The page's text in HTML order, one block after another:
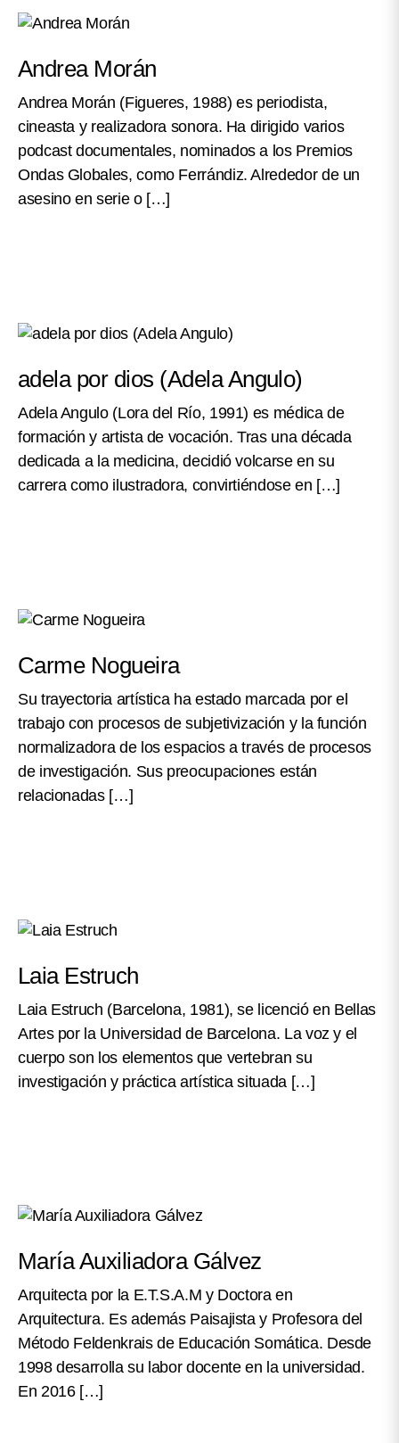
Andrea Morán
Andrea Morán (Figueres, 1988) es periodista,
cineasta y realizadora sonora. Ha dirigido varios
podcast documentales, nominados a los Premios
Ondas Globales, como Ferrándiz. Alrededor de un
asesino en serie o […]
adela por dios (Adela Angulo)
Adela Angulo (Lora del Río, 1991) es médica de
formación y artista de vocación. Tras una década
dedicada a la medicina, decidió volcarse en su
carrera como ilustradora, convirtiéndose en […]
Carme Nogueira
Su trayectoria artística ha estado marcada por el
trabajo con procesos de subjetivización y la función
normalizadora de los espacios a través de procesos
de investigación. Sus preocupaciones están
relacionadas […]
Laia Estruch
Laia Estruch (Barcelona, 1981), se licenció en Bellas
Artes por la Universidad de Barcelona. La voz y el
cuerpo son los elementos que vertebran su
investigación y práctica artística situada […]
María Auxiliadora Gálvez
Arquitecta por la E.T.S.A.M y Doctora en
Arquitectura. Es además Paisajista y Profesora del
Método Feldenkrais de Educación Somática. Desde
1998 desarrolla su labor docente en la universidad.
En 2016 […]